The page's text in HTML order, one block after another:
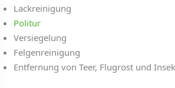
Lackreinigung
Politur
Versiegelung
Felgenreinigung
Entfernung von Teer, Flugrost und